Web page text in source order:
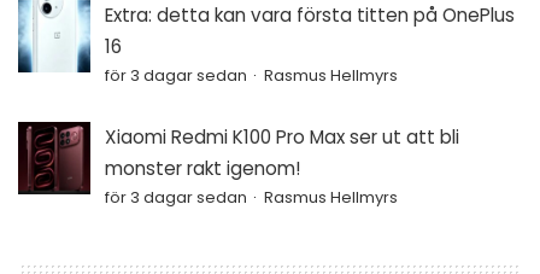
Extra: detta kan vara första titten på OnePlus
16
för 3 dagar sedan Rasmus Hellmyrs
Xiaomi Redmi K100 Pro Max ser ut att bli
monster rakt igenom!
för 3 dagar sedan Rasmus Hellmyrs